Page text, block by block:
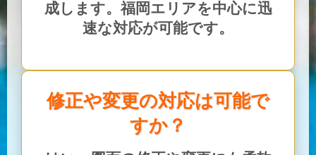
成します。福岡エリアを中心に迅
速な対応が可能です。
修正や変更の対応は可能で
すか？